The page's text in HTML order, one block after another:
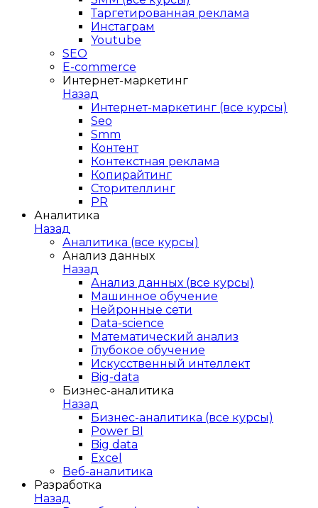
Таргетированная реклама
Инстаграм
Youtube
SEO
E-сommerce
Интернет-маркетинг
Назад
Интернет-маркетинг (все курсы)
Seo
Smm
Контент
Контекстная реклама
Копирайтинг
Сторителлинг
PR
Аналитика
Назад
Аналитика (все курсы)
Анализ данных
Назад
Анализ данных (все курсы)
Машинное обучение
Нейронные сети
Data-science
Математический анализ
Глубокое обучение
Искусственный интеллект
Big-data
Бизнес-аналитика
Назад
Бизнес-аналитика (все курсы)
Power BI
Big data
Excel
Веб-аналитика
Разработка
Назад